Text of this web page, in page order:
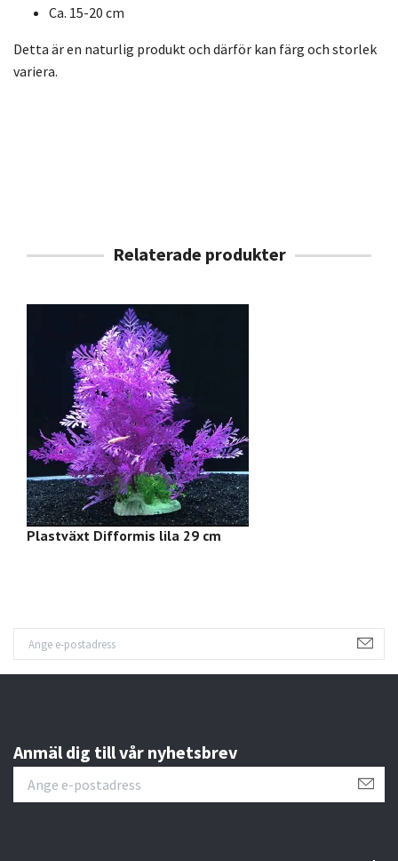
Ca. 15-20 cm
Detta är en naturlig produkt och därför kan färg och storlek
variera.
Plastväxt Difformis lila 29 cm
Anmäl dig till vår nyhetsbrev